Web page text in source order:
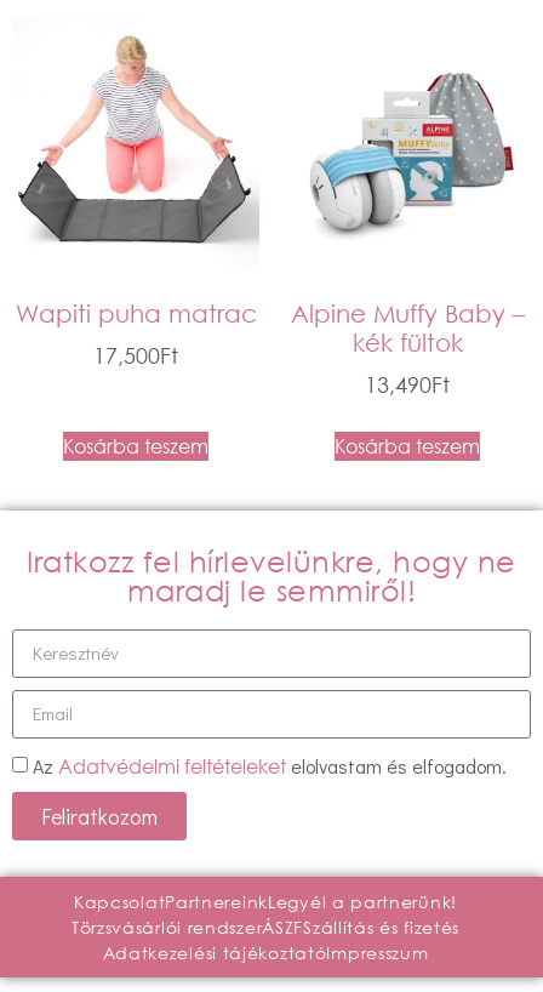
Wapiti puha matrac
17,500Ft
Kosárba teszem
Alpine Muffy Baby –
kék fültok
13,490Ft
Kosárba teszem
Iratkozz fel hírlevelünkre, hogy ne
maradj le semmiről!
Az Adatvédelmi feltételeket elolvastam és elfogadom.
Feliratkozom
KapcsolatPartnereinkLegyél a partnerünk!
Törzsvásárlói rendszerÁSZFSzállítás és fizetés
Adatkezelési tájékoztatóImpresszum